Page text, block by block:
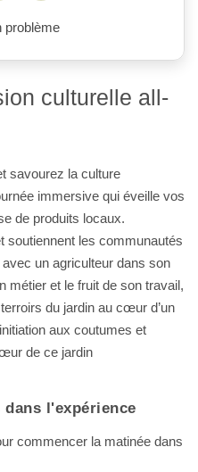
savourez la culture
immersive qui éveille vos
de produits locaux.
soutiennent les communautés
un agriculteur dans son
métier et le fruit de son travail,
du jardin au cœur d’un
aux coutumes et
de ce jardin
l'expérience
commencer la matinée dans
problème